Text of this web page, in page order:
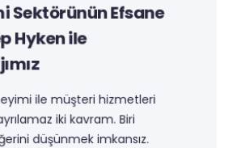
Sektörünün Efsane
Hyken ile
ile müşteri hizmetleri
iki kavram. Biri
düşünmek imkansız.